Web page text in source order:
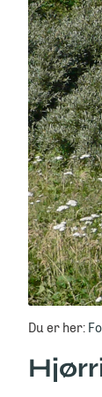
Du er her: